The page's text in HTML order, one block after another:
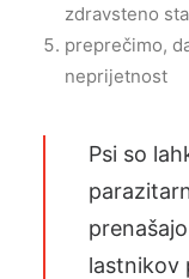
zdravsteno
preprečimo,
neprijetnost
Psi so
lastnikov